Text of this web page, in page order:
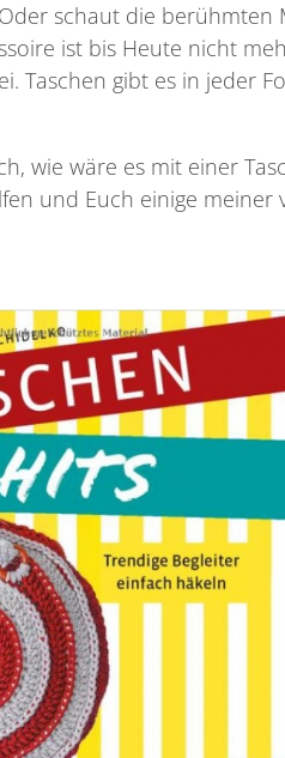
schaut die
ist bis Heute nicht
Taschen gibt es in jeder
wie wäre es mit einer
und Euch einige